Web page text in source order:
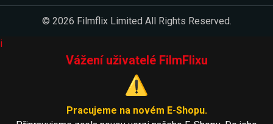
© 2026 Filmflix Limited All Rights Reserved.
i
Vážení uživatelé FilmFlixu
⚠️
Pracujeme na novém E-Shopu.